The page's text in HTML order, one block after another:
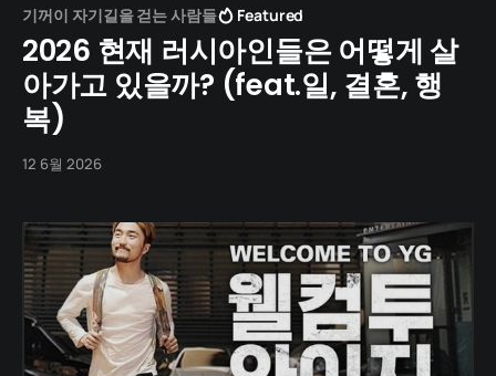
기꺼이 자기길을 걷는 사람들 Featured
2026 현재 러시아인들은 어떻게 살
아가고 있을까? (feat.일, 결혼, 행
복)
12 6월 2026